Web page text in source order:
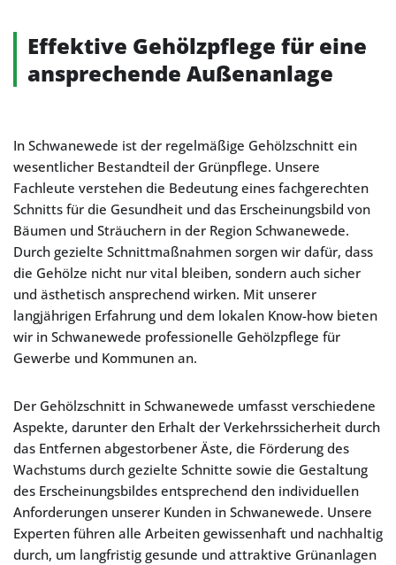
Effektive Gehölzpflege für eine
ansprechende Außenanlage
In Schwanewede ist der regelmäßige Gehölzschnitt ein
wesentlicher Bestandteil der Grünpflege. Unsere
Fachleute verstehen die Bedeutung eines fachgerechten
Schnitts für die Gesundheit und das Erscheinungsbild von
Bäumen und Sträuchern in der Region Schwanewede.
Durch gezielte Schnittmaßnahmen sorgen wir dafür, dass
die Gehölze nicht nur vital bleiben, sondern auch sicher
und ästhetisch ansprechend wirken. Mit unserer
langjährigen Erfahrung und dem lokalen Know-how bieten
wir in Schwanewede professionelle Gehölzpflege für
Gewerbe und Kommunen an.
Der Gehölzschnitt in Schwanewede umfasst verschiedene
Aspekte, darunter den Erhalt der Verkehrssicherheit durch
das Entfernen abgestorbener Äste, die Förderung des
Wachstums durch gezielte Schnitte sowie die Gestaltung
des Erscheinungsbildes entsprechend den individuellen
Anforderungen unserer Kunden in Schwanewede. Unsere
Experten führen alle Arbeiten gewissenhaft und nachhaltig
durch, um langfristig gesunde und attraktive Grünanlagen